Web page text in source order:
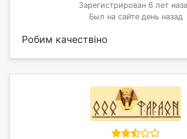
Зарегистрирован 6 лет
Был на сайте день назад
Робим качествіно